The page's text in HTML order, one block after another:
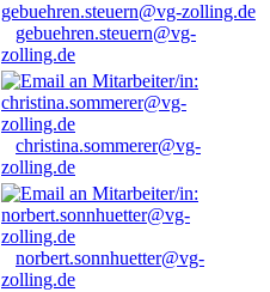
gebuehren.steuern@vg-
zolling.de
christina.sommerer@vg-
zolling.de
norbert.sonnhuetter@vg-
zolling.de